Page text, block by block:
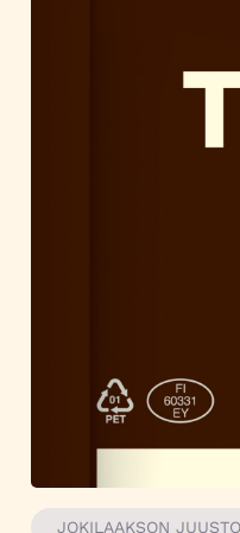
JOKILAAKSON JUUSTO